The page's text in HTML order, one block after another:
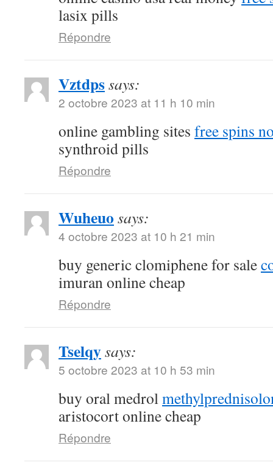
lasix pills
Répondre
Vztdpssays:
2 octobre 2023 at 11 h 10 min
online gambling sites free spins
synthroid pills
Répondre
Wuheuo says:
4 octobre 2023 at 10 h 21 min
buy generic clomiphene for sale
imuran online cheap
Répondre
Tselqysays:
5 octobre 2023 at 10 h 53 min
buy oral medrol
aristocort online cheap
Répondre